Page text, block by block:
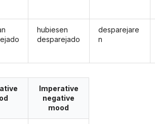
hubiesen
desparejado
desparejare
n
Imperative
negative
mood